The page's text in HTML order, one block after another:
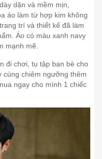
dặn và mềm mịn,
áo làm từ hợp kim không
trí và thiết kế đã làm
Áo có màu xanh navy
mạnh mẽ.
đi chơi, tụ tập bạn bè cho
cùng chiêm ngưỡng thêm
ngay cho mình 1 chiếc